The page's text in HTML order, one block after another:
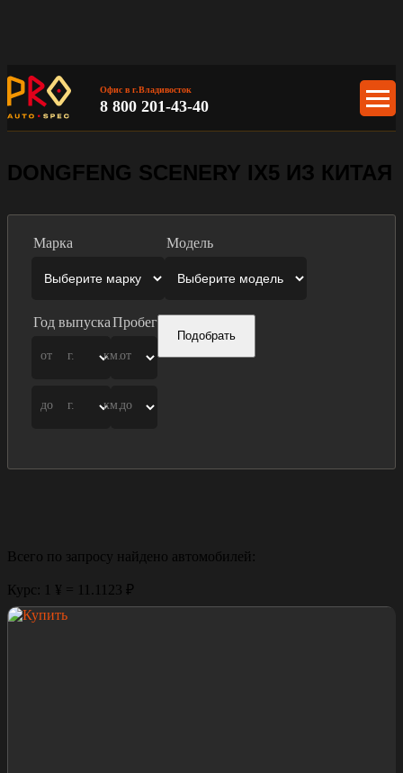
Офис в г.Владивосток
8 800 201-43-40
DONGFENG SCENERY IX5 ИЗ КИТАЯ
Марка Модель
Год выпуска
от г.
до г.
Пробег
от
км.
до
км.
Подобрать
Всего по запросу найдено автомобилей:
Курс: 1 ¥ = 11.1123 ₽